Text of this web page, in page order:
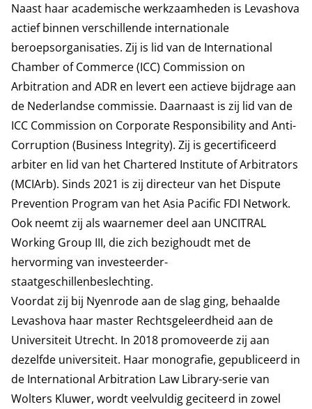
Naast haar academische werkzaamheden is Levashova
actief binnen verschillende internationale
beroepsorganisaties. Zij is lid van de International
Chamber of Commerce (ICC) Commission on
Arbitration and ADR en levert een actieve bijdrage aan
de Nederlandse commissie. Daarnaast is zij lid van de
ICC Commission on Corporate Responsibility and Anti-
Corruption (Business Integrity). Zij is gecertificeerd
arbiter en lid van het Chartered Institute of Arbitrators
(MCIArb). Sinds 2021 is zij directeur van het Dispute
Prevention Program van het Asia Pacific FDI Network.
Ook neemt zij als waarnemer deel aan UNCITRAL
Working Group III, die zich bezighoudt met de
hervorming van investeerder-
staatgeschillenbeslechting.
Voordat zij bij Nyenrode aan de slag ging, behaalde
Levashova haar master Rechtsgeleerdheid aan de
Universiteit Utrecht. In 2018 promoveerde zij aan
dezelfde universiteit. Haar monografie, gepubliceerd in
de International Arbitration Law Library-serie van
Wolters Kluwer, wordt veelvuldig geciteerd in zowel